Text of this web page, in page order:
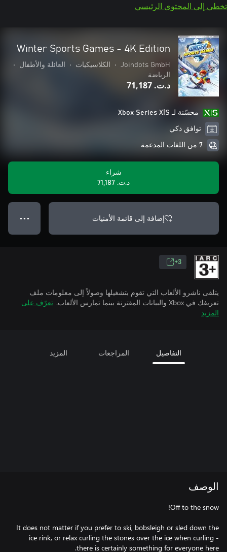
تخطي إلى المحتوى الرئيسي
Winter Sports Games - 4K Edition
Joindots GmbH
• الكلاسيكيات • العائلة والأطفال
•
الرياضة
د.ت.‏ 71,187
محسّنة لـ Xbox Series X|S
توافق ذكي
7 من اللغات المدعمة
شراء
د.ت.‏ 71,187
إضافة إلى قائمة الأمنيات ● ● ●
3+
يتلقى ناشرو الألعاب التي تقوم بتشغيلها وصولاً إلى معلومات ملف
تعريفك في Xbox والبيانات المقترنة بينما تمارس الألعاب.
تعرّف على
المزيد
التفاصيل المراجعات المزيد
الوصف
It does not matter if you prefer to ski, bobsleigh or sled down the
ice rink, or relax curling the stones over the ice when curling -